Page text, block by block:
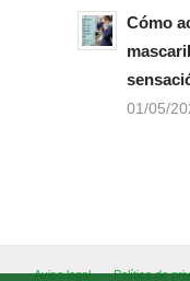
Cómo
01/05/
Aviso legal Política de